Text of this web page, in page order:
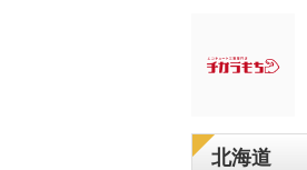
北海道